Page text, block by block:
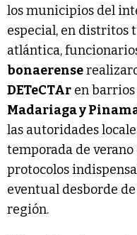
los municipios del
especial, en distritos
atlántica,
bonaerense
DETeCTAr en
Madariaga y
las autoridades
temporada de
protocolos
eventual desborde
región.